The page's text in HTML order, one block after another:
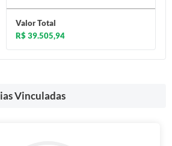
Valor Total
R$ 39.505,94
Vinculadas